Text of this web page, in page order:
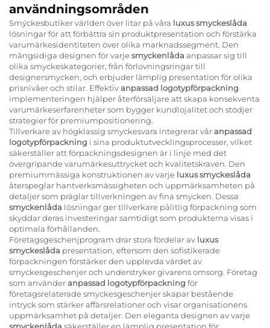
användningsområden
Smýckesbutiker världen över litar på våra luxus smyckeslåda
lösningar för att förbättra sin produktpresentation och förstärka
varumärkesidentiteten över olika marknadssegment. Den
mångsidiga designen för varjesmyckenlåda anpassar sig till
olika smyckeskategorier, från förlovningsringar till
designersmycken, och erbjuder lämplig presentation för olika
prisnivåer och stilar. Effektivanpassad logotypförpackning
implementeringen hjälper återförsäljare att skapa konsekventa
varumärkeserfarenheter som bygger kundlojalitet och stödjer
strategier för premiumpositionering.
Tillverkare av högklassig smyckesvara integrerar våranpassad
logotypförpackning i sina produktutvecklingsprocesser, vilket
säkerställer att förpackningsdesignen är i linje med det
övergripande varumärkesuttrycket och kvalitetskraven. Den
premiummässiga konstruktionen av varje luxus smyckeslåda
återspeglar hantverksmässigheten och uppmärksamheten på
detaljer som präglar tillverkningen av fina smycken. Dessa
smyckenlåda lösningar ger tillverkare pålitlig förpackning som
skyddar deras investeringar samtidigt som produkterna visas i
optimala förhållanden.
Företagsgeschenjprogram drar stora fördelar av luxus
smyckeslåda presentation, eftersom den sofistikerade
förpackningen förstärker den upplevda värdet av
smyckesgeschenjer och understryker givarens omsorg. Företag
som använderanpassad logotypförpackningför
företagsrelaterade smyckesgeschenjer skapar bestående
intryck som stärker affärsrelationer och visar organisationens
uppmärksamhet på detaljer. Den eleganta designen av varje